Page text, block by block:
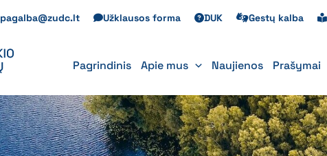
pagalba@zudc.lt Užklausos forma DUK Gestų kalba
Pagrindinis Apie mus Naujienos Prašymai